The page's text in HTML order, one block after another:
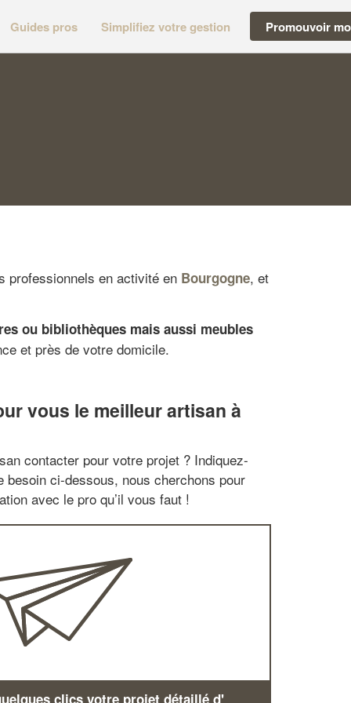
Guides pros Simplifiez votre gestion Promouvoir
professionnels en activité en Bourgogne, et
ou bibliothèques mais aussi meubles
et près de votre domicile.
vous le meilleur artisan à
contacter pour votre projet ? Indiquez-
besoin ci-dessous, nous cherchons pour
avec le pro qu’il vous faut !